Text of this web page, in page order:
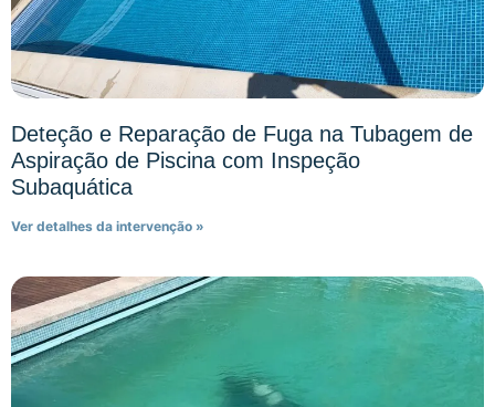
Deteção e Reparação de Fuga na Tubagem de
Aspiração de Piscina com Inspeção
Subaquática
Ver detalhes da intervenção »